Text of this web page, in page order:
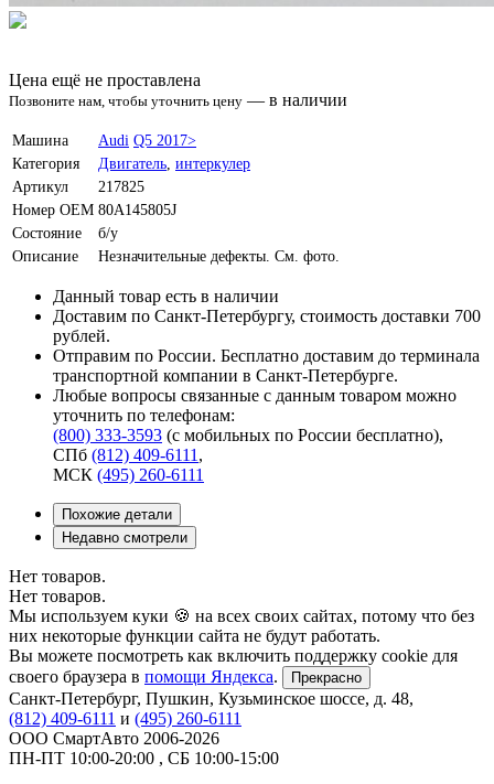
Цена ещё не проставлена
Позвоните нам, чтобы уточнить цену — в наличии
Машина Audi Q5 2017>
Категория
Двигатель интеркулер
Артикул
217825
Номер OEM 80A145805J
Состояние
б/у
Описание
Незначительные дефекты. См. фото.
Данный товар есть в наличии
Доставим по Санкт-Петербургу, стоимость доставки 700
рублей.
Отправим по России. Бесплатно доставим до терминала
транспортной компании в Санкт-Петербурге.
Любые вопросы связанные с данным товаром можно
уточнить по телефонам:
(800) 333-3593 (с мобильных по России бесплатно),
СПб (812) 409-6111 ,
МСК (495) 260-6111
Похожие детали
Недавно смотрели
Нет товаров.
Нет товаров.
Мы используем куки 🍪 на всех своих сайтах, потому что без
них некоторые функции сайта не будут работать.
Вы можете посмотреть как включить поддержку cookie для
своего браузера в помощи Яндекса. Прекрасно
Санкт-Петербург, Пушкин, Кузьминское шоссе, д. 48,
(812) 409-6111 и (495) 260-6111
ООО СмартАвто 2006-2026
ПН-ПТ 10:00-20:00 , СБ 10:00-15:00